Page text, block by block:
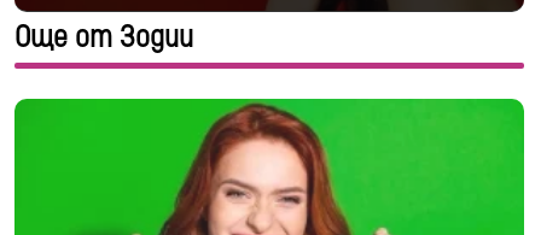
Още от Зодии